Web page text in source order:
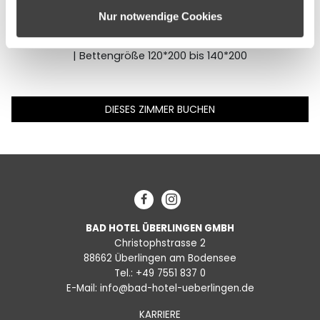
haben oder die sie im Rahmen Ihrer Nutzung der Dienste
gesammelt haben.
Nur notwendige Cookies
Schreibmappe | Schreibtisch | Sitzmöbel | Telefon am
Bett | Weckeinrichtung | Zimmersafe | W-LAN (kostenfrei)
| Bettengröße 120*200 bis 140*200
DIESES ZIMMER BUCHEN
FacebookInstagram
BAD HOTEL ÜBERLINGEN GMBH
Christophstrasse 2
88662 Überlingen am Bodensee
Tel.: +49 7551 837 0
E-Mail: info@bad-hotel-ueberlingen.de
KARRIERE